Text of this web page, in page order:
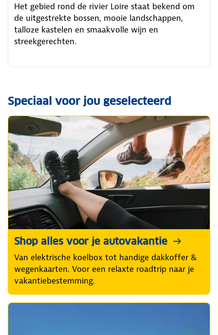
Het gebied rond de rivier Loire staat bekend om
de uitgestrekte bossen, mooie landschappen,
talloze kastelen en smaakvolle wijn en
streekgerechten.
Speciaal voor jou geselecteerd
Shop alles voor je autovakantie
Van elektrische koelbox tot handige dakkoffer &
wegenkaarten. Voor een relaxte roadtrip naar je
vakantiebestemming.